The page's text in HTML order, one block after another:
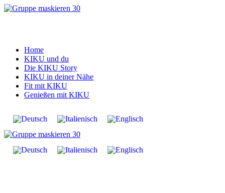
Zum
Home
KIKU und du
Die KIKU Story
KIKU in deiner Nähe
Fit mit KIKU
Genießen mit KIKU